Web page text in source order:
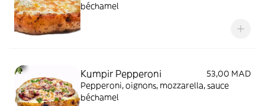
béchamel
Kumpir Pepperoni
53,00 MAD
Pepperoni, oignons, mozzarella, sauce
béchamel